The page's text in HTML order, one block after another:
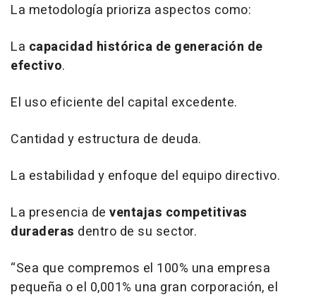
La metodología prioriza aspectos como:
La capacidad histórica de generación de
efectivo.
El uso eficiente del capital excedente.
Cantidad y estructura de deuda.
La estabilidad y enfoque del equipo directivo.
La presencia de ventajas competitivas
duraderas dentro de su sector.
“Sea que compremos el 100% una empresa
pequeña o el 0,001% una gran corporación, el